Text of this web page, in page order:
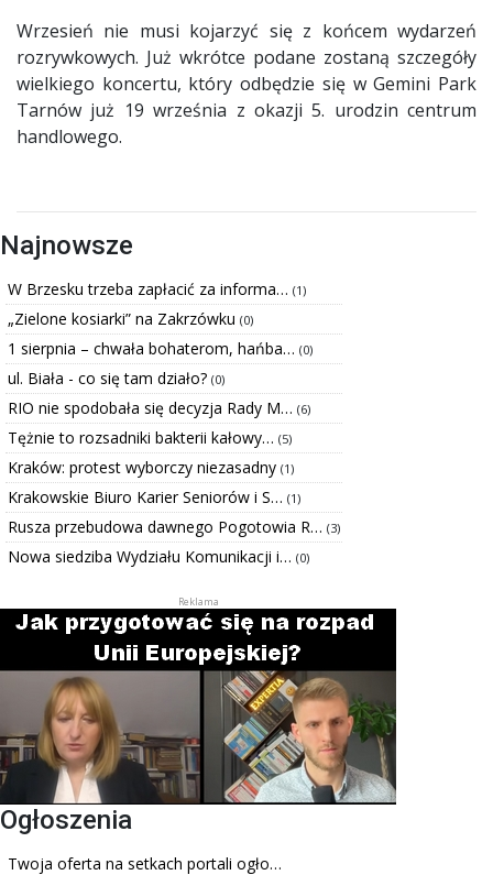
Wrzesień nie musi kojarzyć się z końcem wydarzeń
rozrywkowych. Już wkrótce podane zostaną szczegóły
wielkiego koncertu, który odbędzie się w Gemini Park
Tarnów już 19 września z okazji 5. urodzin centrum
handlowego.
Najnowsze
W Brzesku trzeba zapłacić za informa… (1)
„Zielone kosiarki” na Zakrzówku (0)
1 sierpnia – chwała bohaterom, hańba… (0)
ul. Biała - co się tam działo? (0)
RIO nie spodobała się decyzja Rady M… (6)
Tężnie to rozsadniki bakterii kałowy… (5)
Kraków: protest wyborczy niezasadny (1)
Krakowskie Biuro Karier Seniorów i S… (1)
Rusza przebudowa dawnego Pogotowia R… (3)
Nowa siedziba Wydziału Komunikacji i… (0)
Ogłoszenia
Twoja oferta na setkach portali ogło…